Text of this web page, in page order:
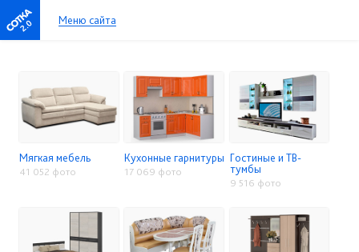
2.0 Меню сайта
Мягкая мебель
41 052 фото
Кухонные гарнитуры
17 069 фото
Гостиные и ТВ-
тумбы
9 516 фото